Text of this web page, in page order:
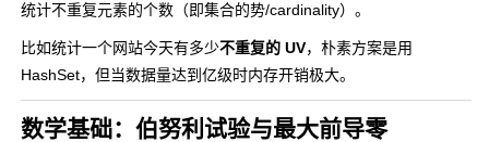
统计不重复元素的个数（即集合的势/cardinality）。
比如统计一个网站今天有多少不重复的 UV，朴素方案是用
HashSet，但当数据量达到亿级时内存开销极大。
数学基础：伯努利试验与最大前导零